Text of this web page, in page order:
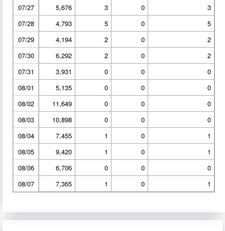
07/27 5,676 3 0
3
07/28
4,793 5 0
5
07/29
4,194 2 0
2
07/30
6,292 2 0
2
07/31
3,931 0 0
0
08/01
5,135 0 0
0
08/02
11,649 0 0
0
08/03
10,898 0 0
0
08/04
7,455 1 0
1
08/05
9,420 1 0
1
08/06
6,706 0 0
0
08/07
7,365 1 0 1